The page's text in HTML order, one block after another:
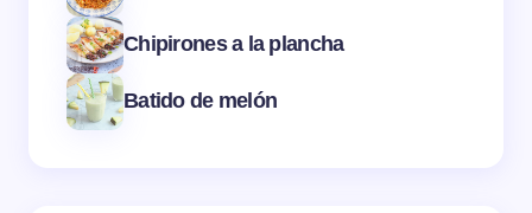
Chipirones a la plancha
Batido de melón